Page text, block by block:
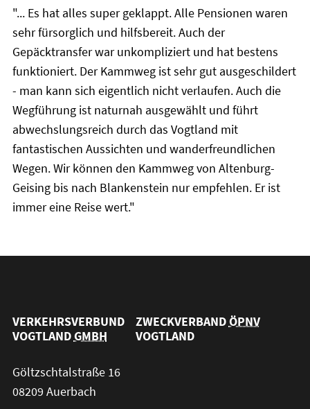
"... Es hat alles super geklappt. Alle Pensionen waren
sehr fürsorglich und hilfsbereit. Auch der
Gepäcktransfer war unkompliziert und hat bestens
funktioniert. Der Kammweg ist sehr gut ausgeschildert
- man kann sich eigentlich nicht verlaufen. Auch die
Wegführung ist naturnah ausgewählt und führt
abwechslungsreich durch das Vogtland mit
fantastischen Aussichten und wanderfreundlichen
Wegen. Wir können den Kammweg von Altenburg-
Geising bis nach Blankenstein nur empfehlen. Er ist
immer eine Reise wert."
VERKEHRSVERBUND
VOGTLANDGMBH
ZWECKVERBANDÖPNV
VOGTLAND
Göltzschtalstraße 16
08209 Auerbach